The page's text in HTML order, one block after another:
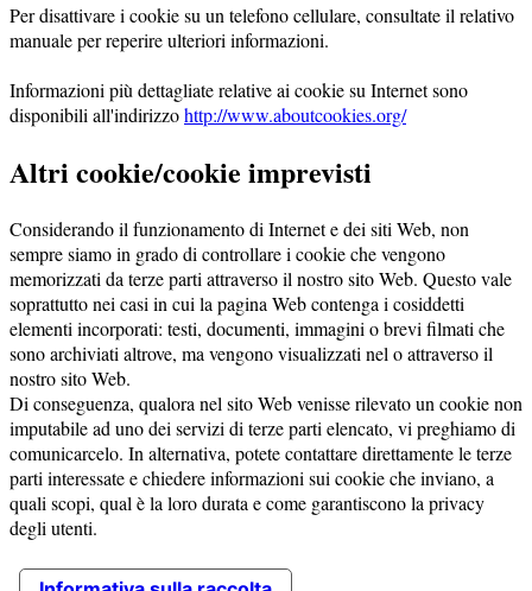
Per disattivare i cookie su un telefono cellulare, consultate il relativo
manuale per reperire ulteriori informazioni.
Informazioni più dettagliate relative ai cookie su Internet sono
disponibili all'indirizzohttp://www.aboutcookies.org/
Altri cookie/cookie imprevisti
Considerando il funzionamento di Internet e dei siti Web, non
sempre siamo in grado di controllare i cookie che vengono
memorizzati da terze parti attraverso il nostro sito Web. Questo vale
soprattutto nei casi in cui la pagina Web contenga i cosiddetti
elementi incorporati: testi, documenti, immagini o brevi filmati che
sono archiviati altrove, ma vengono visualizzati nel o attraverso il
nostro sito Web.
Di conseguenza, qualora nel sito Web venisse rilevato un cookie non
imputabile ad uno dei servizi di terze parti elencato, vi preghiamo di
comunicarcelo. In alternativa, potete contattare direttamente le terze
parti interessate e chiedere informazioni sui cookie che inviano, a
quali scopi, qual è la loro durata e come garantiscono la privacy
degli utenti.